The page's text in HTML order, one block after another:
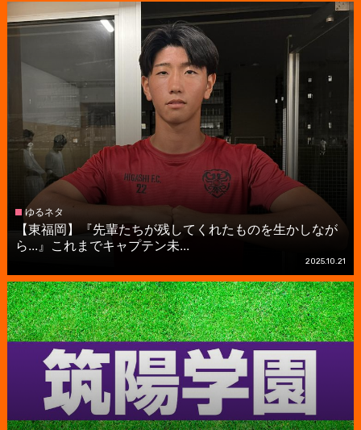
ゆるネタ
【東福岡】『先輩たちが残してくれたものを生かしなが
ら...』これまでキャプテン未...
2025.10.21